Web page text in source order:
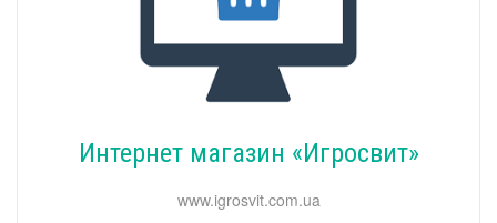
Интернет магазин «Игросвит»
www.igrosvit.com.ua